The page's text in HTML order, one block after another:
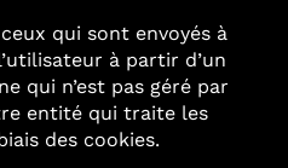
qui sont envoyés à
à partir d’un
qui n’est pas géré par
entité qui traite les
des cookies.